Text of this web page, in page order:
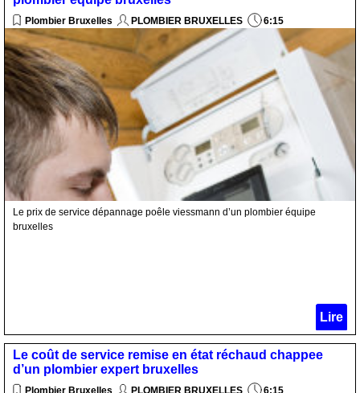
Plombier Bruxelles PLOMBIER BRUXELLES 6:15
Le prix de service dépannage poêle viessmann d’un plombier équipe
bruxelles
Lire
Le coût de service remise en état réchaud chappee
d’un plombier expert bruxelles
Plombier Bruxelles PLOMBIER BRUXELLES 6:15